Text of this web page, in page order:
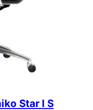
Star I S